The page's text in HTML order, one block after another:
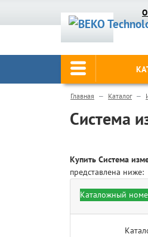
Главная Каталог
Система
Купить Система
представлена ниже:
BEKO
Каталожный